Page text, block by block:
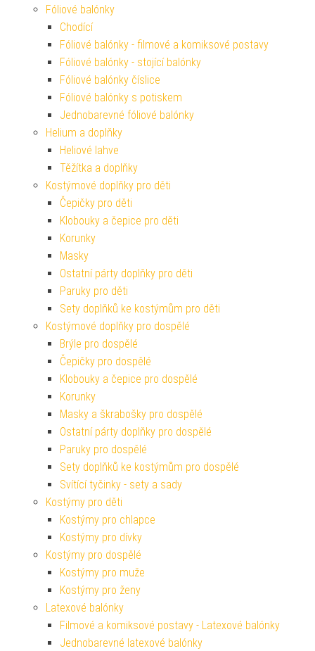
Fóliové balónky
Chodící
Fóliové balónky - filmové a komiksové postavy
Fóliové balónky - stojící balónky
Fóliové balónky číslice
Fóliové balónky s potiskem
Jednobarevné fóliové balónky
Helium a doplňky
Heliové lahve
Těžítka a doplňky
Kostýmové doplňky pro děti
Čepičky pro děti
Klobouky a čepice pro děti
Korunky
Masky
Ostatní párty doplňky pro děti
Paruky pro děti
Sety doplňků ke kostýmům pro děti
Kostýmové doplňky pro dospělé
Brýle pro dospělé
Čepičky pro dospělé
Klobouky a čepice pro dospělé
Korunky
Masky a škrabošky pro dospělé
Ostatní párty doplňky pro dospělé
Paruky pro dospělé
Sety doplňků ke kostýmům pro dospělé
Svítící tyčinky - sety a sady
Kostýmy pro děti
Kostýmy pro chlapce
Kostýmy pro dívky
Kostýmy pro dospělé
Kostýmy pro muže
Kostýmy pro ženy
Latexové balónky
Filmové a komiksové postavy - Latexové balónky
Jednobarevné latexové balónky